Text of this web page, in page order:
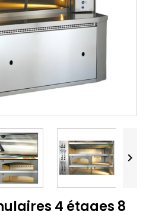

4 étages 8